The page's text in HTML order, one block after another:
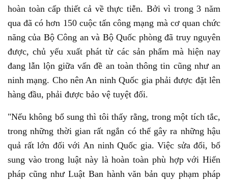
hoàn toàn cấp thiết cả về thực tiễn. Bởi vì trong 3 năm
qua đã có hơn 150 cuộc tấn công mạng mà cơ quan chức
năng của Bộ Công an và Bộ Quốc phòng đã truy nguyên
được, chủ yếu xuất phát từ các sản phẩm mà hiện nay
đang lẫn lộn giữa vấn đề an toàn thông tin cũng như an
ninh mạng. Cho nên An ninh Quốc gia phải được đặt lên
hàng đầu, phải được bảo vệ tuyệt đối.
"Nếu không bổ sung thì tôi thấy rằng, trong một tích tắc,
trong những thời gian rất ngắn có thể gây ra những hậu
quả rất lớn đối với An ninh Quốc gia. Việc sửa đổi, bổ
sung vào trong luật này là hoàn toàn phù hợp với Hiến
pháp cũng như Luật Ban hành văn bản quy phạm pháp